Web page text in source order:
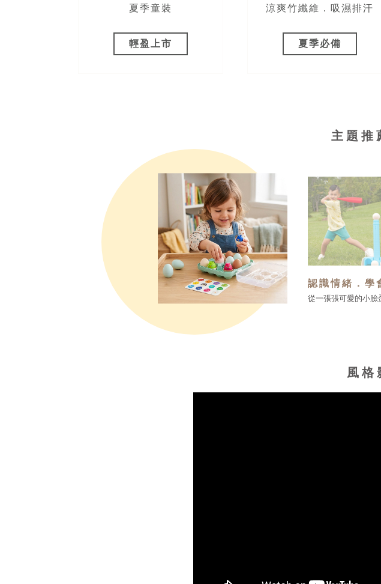
夏季童裝
輕盈上市
涼爽竹纖維．吸濕排汗
夏季必備
主 題 推
認識情緒．學
從一張張可愛的小
風 格